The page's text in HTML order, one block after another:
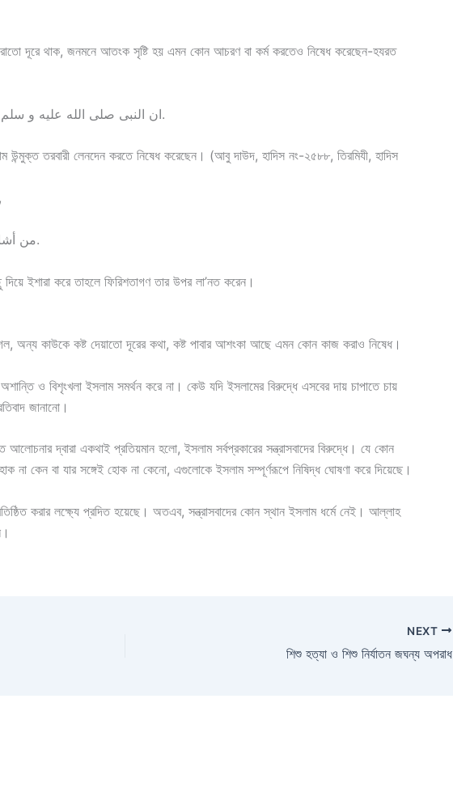
দূরে থাক, জনমনে আতংক সৃষ্টি হয় এমন কোন আচরণ বা কর্ম করতেও নিষেধ করেছেন-হযরত
ان النبى صلى الله عليه و سلم فنهى ان يتعاطى السيف مسلولا.
উন্মুক্ত তরবারী লেনদেন করতে নিষেধ করেছেন। (আবু দাউদ, হাদিস নং-২৫৮৮, তিরমিযী, হাদিস
من أشار على أخيه بحديدة لعنه الملائكة.
ইশারা করে তাহলে ফিরিশতাগণ তার উপর লা’নত করেন।
অন্য কাউকে কষ্ট দেয়াতো দূরের কথা, কষ্ট পাবার আশংকা আছে এমন কোন কাজ করাও নিষেধ।
ও বিশৃংখলা ইসলাম সমর্থন করে না। কেউ যদি ইসলামের বিরুদ্ধে এসবের দায় চাপাতে চায়
জানানো।
দ্বারা একথাই প্রতিয়মান হলো, ইসলাম সর্বপ্রকারের সন্ত্রাসবাদের বিরুদ্ধে। যে কোন
না কেন বা যার সঙ্গেই হোক না কেনো, এগুলোকে ইসলাম সম্পূর্ণরূপে নিষিদ্ধ ঘোষণা করে দিয়েছে।
করার লক্ষ্যে প্রদিত হয়েছে। অতএব, সন্ত্রাসবাদের কোন স্থান ইসলাম ধর্মে নেই। আল্লাহ
NEXT
শিশু হত্যা ও শিশু নির্যাতন জঘন্য অপরাধ